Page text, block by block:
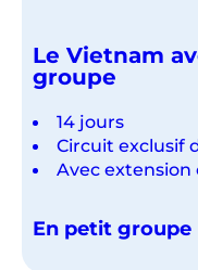
Le Vietnam
groupe
14 jours
Circuit exclusif
Avec
En petit groupe